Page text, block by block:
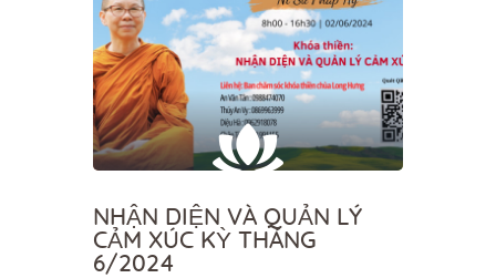
NHẬN DIỆN VÀ QUẢN LÝ
CẢM XÚC KỲ THÁNG
6/2024